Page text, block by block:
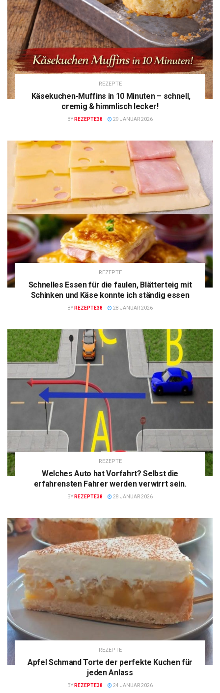
REZEPTE
Käsekuchen-Muffins in 10 Minuten – schnell,
cremig & himmlisch lecker!
BY REZEPTE38 29 JANUAR 2026
REZEPTE
Schnelles Essen für die faulen, Blätterteig mit
Schinken und Käse konnte ich ständig essen
BY REZEPTE38 28 JANUAR 2026
REZEPTE
Welches Auto hat Vorfahrt? Selbst die
erfahrensten Fahrer werden verwirrt sein.
BY REZEPTE38 28 JANUAR 2026
REZEPTE
Apfel Schmand Torte der perfekte Kuchen für
jeden Anlass
BY REZEPTE38 24 JANUAR 2026